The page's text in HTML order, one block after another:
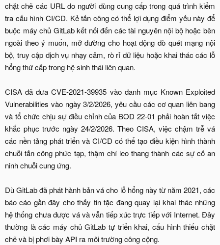
chặt chẽ các URL do người dùng cung cấp trong quá trình kiểm
tra cấu hình CI/CD. Kẻ tấn công có thể lợi dụng điểm yếu này để
buộc máy chủ GitLab kết nối đến các tài nguyên nội bộ hoặc bên
ngoài theo ý muốn, mở đường cho hoạt động dò quét mạng nội
bộ, truy cập dịch vụ nhạy cảm, rò rỉ dữ liệu hoặc khai thác các lỗ
hổng thứ cấp trong hệ sinh thái liên quan.
CISA đã đưa CVE-2021-39935 vào danh mục Known Exploited
Vulnerabilities vào ngày 3/2/2026, yêu cầu các cơ quan liên bang
và tổ chức chịu sự điều chỉnh của BOD 22-01 phải hoàn tất việc
khắc phục trước ngày 24/2/2026. Theo CISA, việc chậm trễ vá
các nền tảng phát triển và CI/CD có thể tạo điều kiện hình thành
chuỗi tấn công phức tạp, thậm chí leo thang thành các sự cố an
ninh chuỗi cung ứng.
Dù GitLab đã phát hành bản vá cho lỗ hổng này từ năm 2021, các
báo cáo gần đây cho thấy tin tặc đang quay lại khai thác những
hệ thống chưa được vá và vẫn tiếp xúc trực tiếp với Internet. Đây
thường là các máy chủ GitLab tự triển khai, cấu hình thiếu chặt
chẽ và bị phơi bày API ra môi trường công cộng.